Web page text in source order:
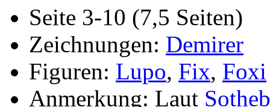
Seite 3-10 (7,5 Seiten)
Zeichnungen: Demirer
Figuren: Lupo, Fix, Foxi
Anmerkung: Laut